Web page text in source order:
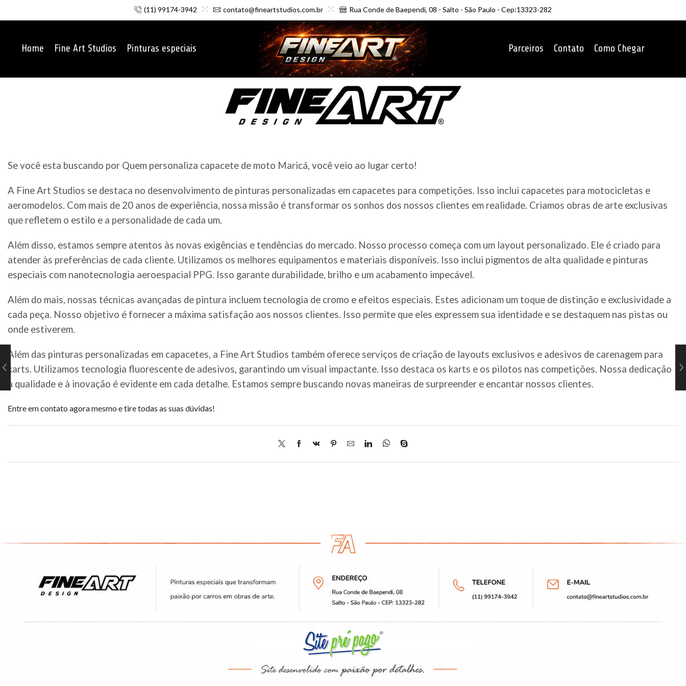
(11) 99174-3942 contato@fineartstudios.com.br Rua Conde de Baependi, 08 - Salto - São Paulo - Cep:13323-282
Home Fine Art Studios Pinturas especiais Parceiros Contato Como Chegar
Se você esta buscando por Quem personaliza capacete de moto Maricá, você veio ao lugar certo!
A Fine Art Studios se destaca no desenvolvimento de pinturas personalizadas em capacetes para competições. Isso inclui capacetes para motocicletas e
aeromodelos. Com mais de 20 anos de experiência, nossa missão é transformar os sonhos dos nossos clientes em realidade. Criamos obras de arte exclusivas
que refletem o estilo e a personalidade de cada um.
Além disso, estamos sempre atentos às novas exigências e tendências do mercado. Nosso processo começa com um layout personalizado. Ele é criado para
atender às preferências de cada cliente. Utilizamos os melhores equipamentos e materiais disponíveis. Isso inclui pigmentos de alta qualidade e pinturas
especiais com nanotecnologia aeroespacial PPG. Isso garante durabilidade, brilho e um acabamento impecável.
Além do mais, nossas técnicas avançadas de pintura incluem tecnologia de cromo e efeitos especiais. Estes adicionam um toque de distinção e exclusividade a
cada peça. Nosso objetivo é fornecer a máxima satisfação aos nossos clientes. Isso permite que eles expressem sua identidade e se destaquem nas pistas ou
onde estiverem.
Além das pinturas personalizadas em capacetes, a Fine Art Studios também oferece serviços de criação de layouts exclusivos e adesivos de carenagem para
karts. Utilizamos tecnologia fluorescente de adesivos, garantindo um visual impactante. Isso destaca os karts e os pilotos nas competições. Nossa dedicação
à qualidade e à inovação é evidente em cada detalhe. Estamos sempre buscando novas maneiras de surpreender e encantar nossos clientes.
Entre em contato agora mesmo e tire todas as suas dúvidas!